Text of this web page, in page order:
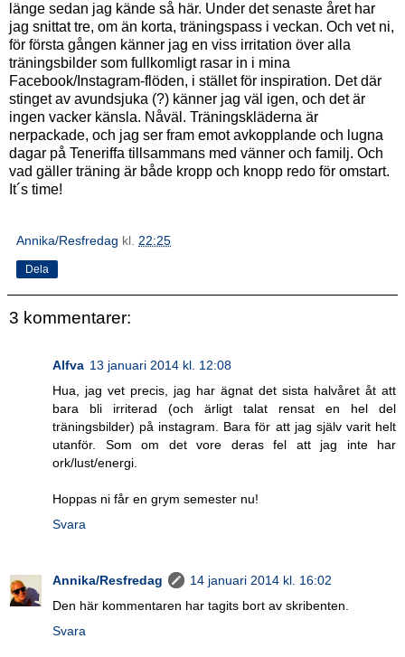
länge sedan jag kände så här. Under det senaste året har
jag snittat tre, om än korta, träningspass i veckan. Och vet ni,
för första gången känner jag en viss irritation över alla
träningsbilder som fullkomligt rasar in i mina
Facebook/Instagram-flöden, i stället för inspiration. Det där
stinget av avundsjuka (?) känner jag väl igen, och det är
ingen vacker känsla. Nåväl. Träningskläderna är
nerpackade, och jag ser fram emot avkopplande och lugna
dagar på Teneriffa tillsammans med vänner och familj. Och
vad gäller träning är både kropp och knopp redo för omstart.
It´s time!
Annika/Resfredag kl. 22:25
Dela
3 kommentarer:
Alfva 13 januari 2014 kl. 12:08
Hua, jag vet precis, jag har ägnat det sista halvåret åt att
bara bli irriterad (och ärligt talat rensat en hel del
träningsbilder) på instagram. Bara för att jag själv varit helt
utanför. Som om det vore deras fel att jag inte har
ork/lust/energi.
Hoppas ni får en grym semester nu!
Svara
Annika/Resfredag
14 januari 2014 kl. 16:02
Den här kommentaren har tagits bort av skribenten.
Svara